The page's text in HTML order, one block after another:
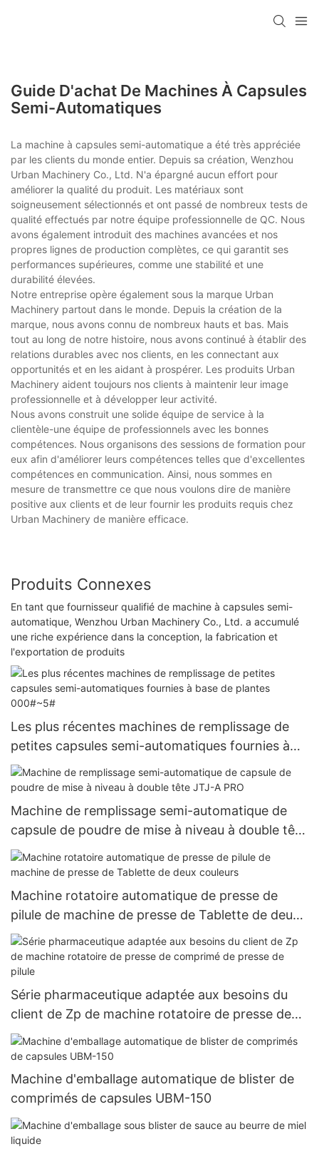
Guide D'achat De Machines À Capsules
Semi-Automatiques
La machine à capsules semi-automatique a été très appréciée
par les clients du monde entier. Depuis sa création, Wenzhou
Urban Machinery Co., Ltd. N'a épargné aucun effort pour
améliorer la qualité du produit. Les matériaux sont
soigneusement sélectionnés et ont passé de nombreux tests de
qualité effectués par notre équipe professionnelle de QC. Nous
avons également introduit des machines avancées et nos
propres lignes de production complètes, ce qui garantit ses
performances supérieures, comme une stabilité et une
durabilité élevées.
Notre entreprise opère également sous la marque Urban
Machinery partout dans le monde. Depuis la création de la
marque, nous avons connu de nombreux hauts et bas. Mais
tout au long de notre histoire, nous avons continué à établir des
relations durables avec nos clients, en les connectant aux
opportunités et en les aidant à prospérer. Les produits Urban
Machinery aident toujours nos clients à maintenir leur image
professionnelle et à développer leur activité.
Nous avons construit une solide équipe de service à la
clientèle-une équipe de professionnels avec les bonnes
compétences. Nous organisons des sessions de formation pour
eux afin d'améliorer leurs compétences telles que d'excellentes
compétences en communication. Ainsi, nous sommes en
mesure de transmettre ce que nous voulons dire de manière
positive aux clients et de leur fournir les produits requis chez
Urban Machinery de manière efficace.
Produits Connexes
En tant que fournisseur qualifié de machine à capsules semi-
automatique, Wenzhou Urban Machinery Co., Ltd. a accumulé
une riche expérience dans la conception, la fabrication et
l'exportation de produits
Les plus récentes machines de remplissage de
petites capsules semi-automatiques fournies à
base de plantes 000#~5#
Machine de remplissage semi-automatique de
capsule de poudre de mise à niveau à double tête
JTJ-A PRO
Machine rotatoire automatique de presse de
pilule de machine de presse de Tablette de deux
couleurs
Série pharmaceutique adaptée aux besoins du
client de Zp de machine rotatoire de presse de
comprimé de presse de pilule
Machine d'emballage automatique de blister de
comprimés de capsules UBM-150